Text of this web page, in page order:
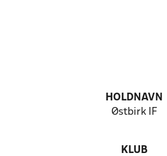
HOLDNAVN
Østbirk IF
KLUB